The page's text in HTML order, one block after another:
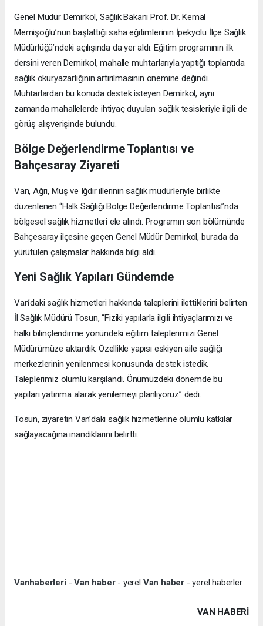
Genel Müdür Demirkol, Sağlık Bakanı Prof. Dr. Kemal
Memişoğlu’nun başlattığı saha eğitimlerinin İpekyolu İlçe Sağlık
Müdürlüğü’ndeki açılışında da yer aldı. Eğitim programının ilk
dersini veren Demirkol, mahalle muhtarlarıyla yaptığı toplantıda
sağlık okuryazarlığının artırılmasının önemine değindi.
Muhtarlardan bu konuda destek isteyen Demirkol, aynı
zamanda mahallelerde ihtiyaç duyulan sağlık tesisleriyle ilgili de
görüş alışverişinde bulundu.
Bölge Değerlendirme Toplantısı ve
Bahçesaray Ziyareti
Van, Ağrı, Muş ve Iğdır illerinin sağlık müdürleriyle birlikte
düzenlenen “Halk Sağlığı Bölge Değerlendirme Toplantısı”nda
bölgesel sağlık hizmetleri ele alındı. Programın son bölümünde
Bahçesaray ilçesine geçen Genel Müdür Demirkol, burada da
yürütülen çalışmalar hakkında bilgi aldı.
Yeni Sağlık Yapıları Gündemde
Van’daki sağlık hizmetleri hakkında taleplerini ilettiklerini belirten
İl Sağlık Müdürü Tosun, “Fiziki yapılarla ilgili ihtiyaçlarımızı ve
halkı bilinçlendirme yönündeki eğitim taleplerimizi Genel
Müdürümüze aktardık. Özellikle yapısı eskiyen aile sağlığı
merkezlerinin yenilenmesi konusunda destek istedik.
Taleplerimiz olumlu karşılandı. Önümüzdeki dönemde bu
yapıları yatırıma alarak yenilemeyi planlıyoruz” dedi.
Tosun, ziyaretin Van’daki sağlık hizmetlerine olumlu katkılar
sağlayacağına inandıklarını belirtti.
Vanhaberleri -Van haber - yerel Van haber - yerel haberler
VAN HABERİ